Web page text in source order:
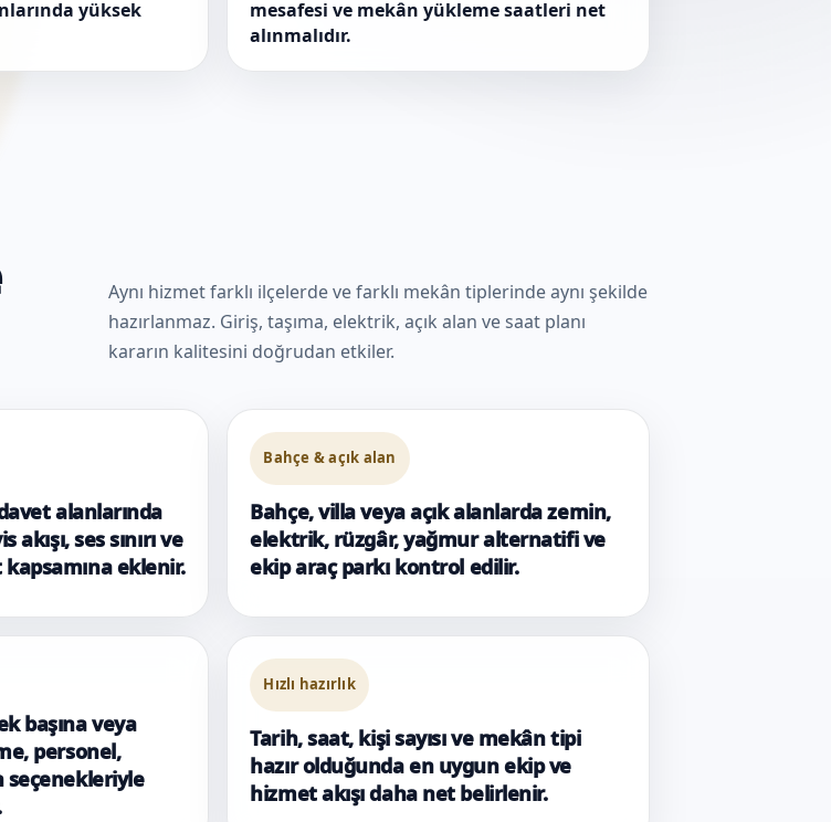
yüksek
mesafesi ve mekân yükleme saatleri net
alınmalıdır.
Aynı hizmet farklı ilçelerde ve farklı mekân tiplerinde aynı şekilde
hazırlanmaz. Giriş, taşıma, elektrik, açık alan ve saat planı
kararın kalitesini doğrudan etkiler.
alanlarında
ses sınırı ve
eklenir.
Bahçe & açık alan
Bahçe, villa veya açık alanlarda zemin,
elektrik, rüzgâr, yağmur alternatifi ve
ekip araç parkı kontrol edilir.
başına veya
personel,
Hızlı hazırlık
Tarih, saat, kişi sayısı ve mekân tipi
hazır olduğunda en uygun ekip ve
hizmet akışı daha net belirlenir.